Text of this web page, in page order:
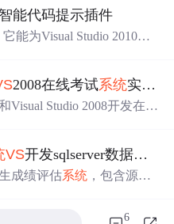
能代码提示插件
能为Visual Studio 2010提
等功能的原理与应用技
2008在线考试系统实战指南
Visual Studio 2008开发在线
包括数据加密，以及稳定
VS开发sqlserver数据库web结构
成绩评估系统 ，包含源码
6